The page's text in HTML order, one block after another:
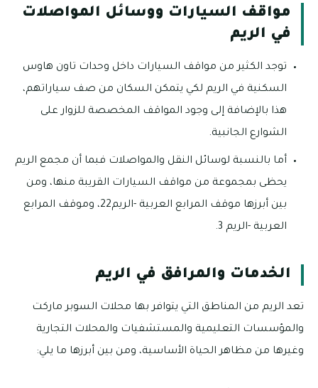
مواقف السيارات ووسائل المواصلات
في الريم
توجد الكثير من مواقف السيارات داخل وحدات تاون هاوس
السكنية في الريم لكي يتمكن السكان من صف سياراتهم،
هذا بالإضافة إلى وجود المواقف المخصصة للزوار على
الشوارع الجانبية.
أما بالنسبة لوسائل النقل والمواصلات فبما أن مجمع الريم
يحظى بمجموعة من مواقف السيارات القريبة منها، ومن
بين أبرزها موقف المرابع العربية -الريم22، وموقف المرابع
العربية -الريم 3.
الخدمات والمرافق في الريم
تعد الريم من المناطق التي يتوافر بها محلات السوبر ماركت
والمؤسسات التعليمية والمستشفيات والمحلات التجارية
وغيرها من مظاهر الحياة الأساسية، ومن بين أبرزها ما يلي: